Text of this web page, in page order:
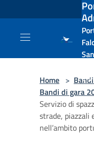
Salta al contenuto
e
Home >
Bandi di gara
Servizio di
strade, piazzali
nell’ambito